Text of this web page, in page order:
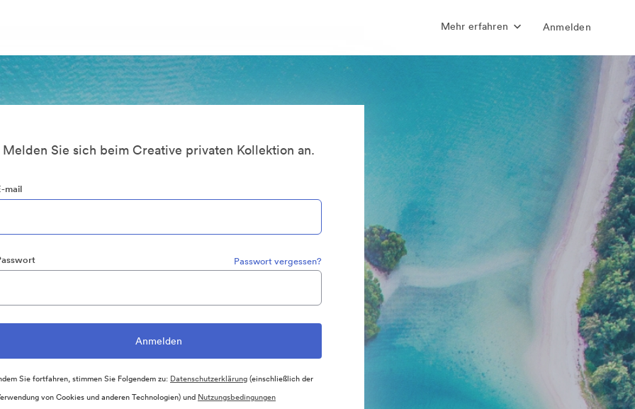
Mehr erfahren Anmelden
Melden Sie sich beim Creative privaten Kollektion an.
mail
Passwort vergessen?
Sie fortfahren, stimmen Sie Folgendem zu: Datenschutzerklärung(einschließlich der
von Cookies und anderen Technologien) und Nutzungsbedingungen